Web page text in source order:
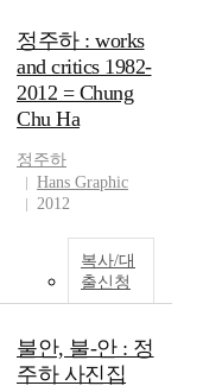
정주하 : works
and critics 1982-
2012 = Chung
Chu Ha
정주하
Hans Graphic
2012
복사/대
출신청
불안, 불-안 : 정
주하 사진집